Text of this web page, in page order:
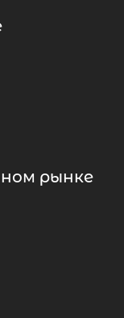
рынке